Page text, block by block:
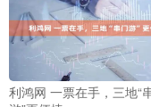
利鸿网 一票在手，三地“